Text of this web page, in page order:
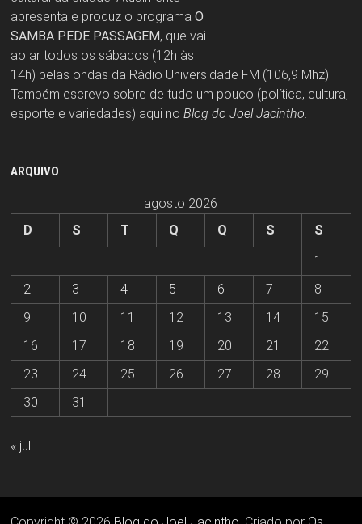
apresenta e produz o programa O
SAMBA PEDE PASSAGEM, que vai
ao ar todos os sábados (12h às
14h) pelas ondas da Rádio Universidade FM (106,9 Mhz).
Também escrevo sobre de tudo um pouco (política, cultura,
esporte e variedades) aqui no Blog do Joel Jacintho.
ARQUIVO
agosto 2026
D
S T Q Q S
S
1
2
3 4 5 6 7
8
9
10 11 12 13 14
15
16
17 18 19 20 21
22
23
24 25 26 27 28
29
30
31
« jul